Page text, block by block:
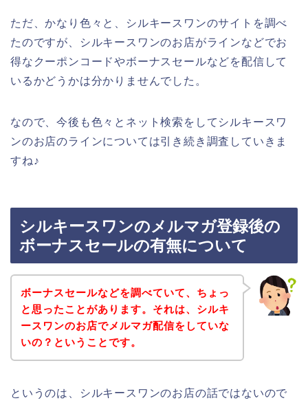
ただ、かなり色々と、シルキースワンのサイトを調べ
たのですが、シルキースワンのお店がラインなどでお
得なクーポンコードやボーナスセールなどを配信して
いるかどうかは分かりませんでした。
なので、今後も色々とネット検索をしてシルキースワ
ンのお店のラインについては引き続き調査していきま
すね♪
シルキースワンのメルマガ登録後の
ボーナスセールの有無について
ボーナスセールなどを調べていて、ちょっ
と思ったことがあります。それは、シルキ
ースワンのお店でメルマガ配信をしていな
いの？ということです。
というのは、シルキースワンのお店の話ではないので